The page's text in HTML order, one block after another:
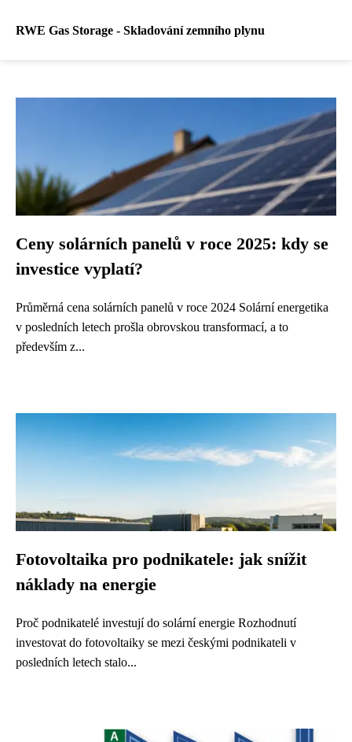
RWE Gas Storage - Skladování zemního plynu
Ceny solárních panelů v roce 2025: kdy se
investice vyplatí?
Průměrná cena solárních panelů v roce 2024 Solární energetika
v posledních letech prošla obrovskou transformací, a to
především z...
Fotovoltaika pro podnikatele: jak snížit
náklady na energie
Proč podnikatelé investují do solární energie Rozhodnutí
investovat do fotovoltaiky se mezi českými podnikateli v
posledních letech stalo...